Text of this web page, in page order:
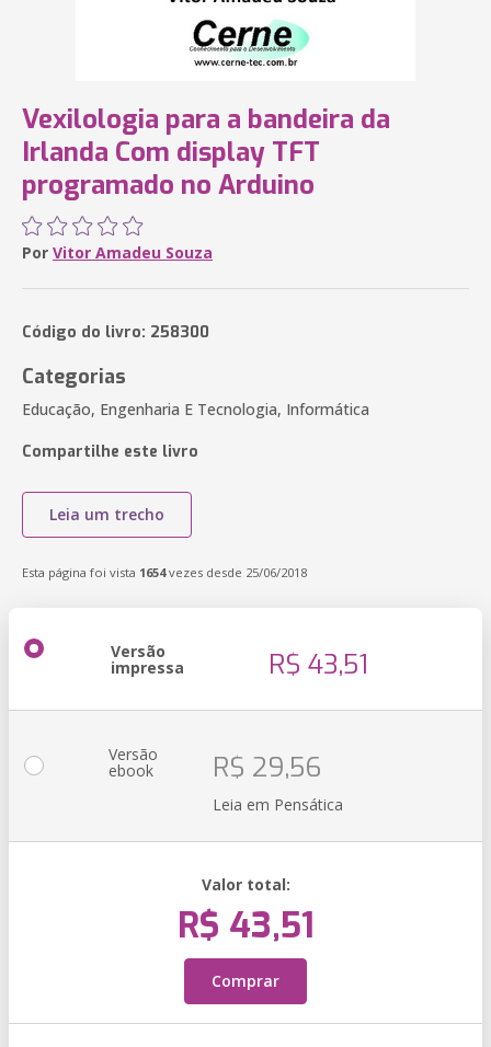
Vexilologia para a bandeira da
Irlanda Com display TFT
programado no Arduino
Por Vitor Amadeu Souza
Código do livro: 258300
Categorias
Educação, Engenharia E Tecnologia, Informática
Compartilhe este livro
Leia um trecho
Esta página foi vista 1654vezes desde 25/06/2018
Versão
impressa R$ 43,51
Versão
ebook R$ 29,56
Leia em Pensática
Valor total:
R$ 43,51
Comprar